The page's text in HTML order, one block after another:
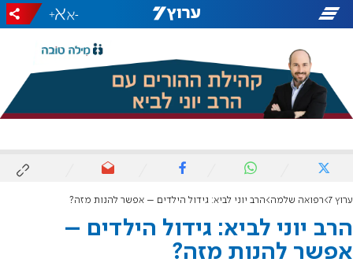
-
+
ערוץ 7 רפואה שלמה הרב יוני לביא: גידול הילדים – אפשר להנות מזה?
הרב יוני לביא: גידול הילדים –
אפשר להנות מזה?